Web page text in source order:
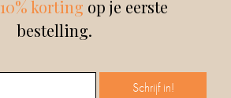
10% korting op je eerste
bestelling.